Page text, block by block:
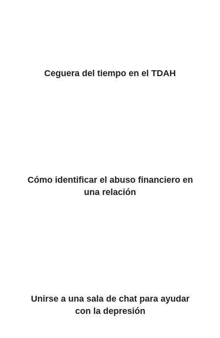
Ceguera del tiempo en el TDAH
Cómo identificar el abuso financiero en
una relación
Unirse a una sala de chat para ayudar
con la depresión